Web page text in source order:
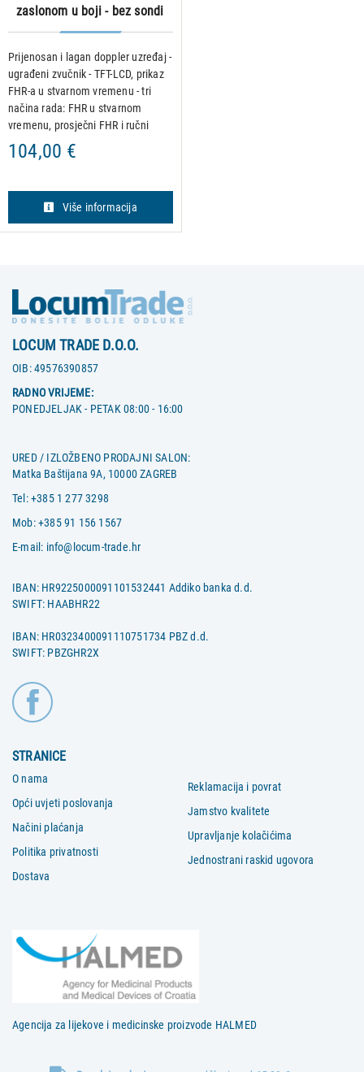
zaslonom u boji - bez sondi
Prijenosan i lagan doppler uzređaj -
ugrađeni zvučnik - TFT-LCD, prikaz
FHR-a u stvarnom vremenu - tri
načina rada: FHR u stvarnom
vremenu, prosječni FHR i ručni
izračun - prikaz FHR, trakasti
grafikon i valni oblik otkucaja srca,
104,00 €
Više informacija
LOCUM TRADE D.O.O.
OIB:49576390857
RADNO VRIJEME:
PONEDJELJAK - PETAK 08:00 - 16:00
URED / IZLOŽBENO PRODAJNI SALON:
Matka Baštijana 9A, 10000 ZAGREB
Tel:+385 1 277 3298
Mob:+385 91 156 1567
E-mail: info@locum-trade.hr
IBAN: HR9225000091101532441 Addiko banka d.d.
SWIFT: HAABHR22
IBAN: HR0323400091110751734 PBZ d.d.
SWIFT: PBZGHR2X
STRANICE
O nama
Opći uvjeti poslovanja
Načini plaćanja
Politika privatnosti
Dostava
Reklamacija i povrat
Jamstvo kvalitete
Upravljanje kolačićima
Jednostrani raskid ugovora
Agencija za lijekove i medicinske proizvode HALMED